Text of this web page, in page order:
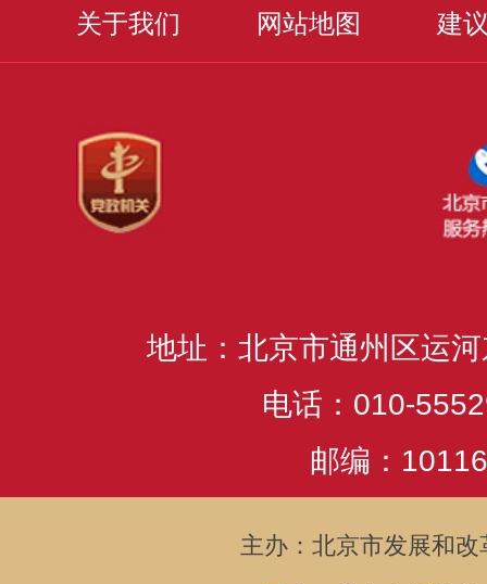
关于我们 网站地图 建
地址：北京市通州区运
电话：010-
邮编：
主办：北京市发展和改